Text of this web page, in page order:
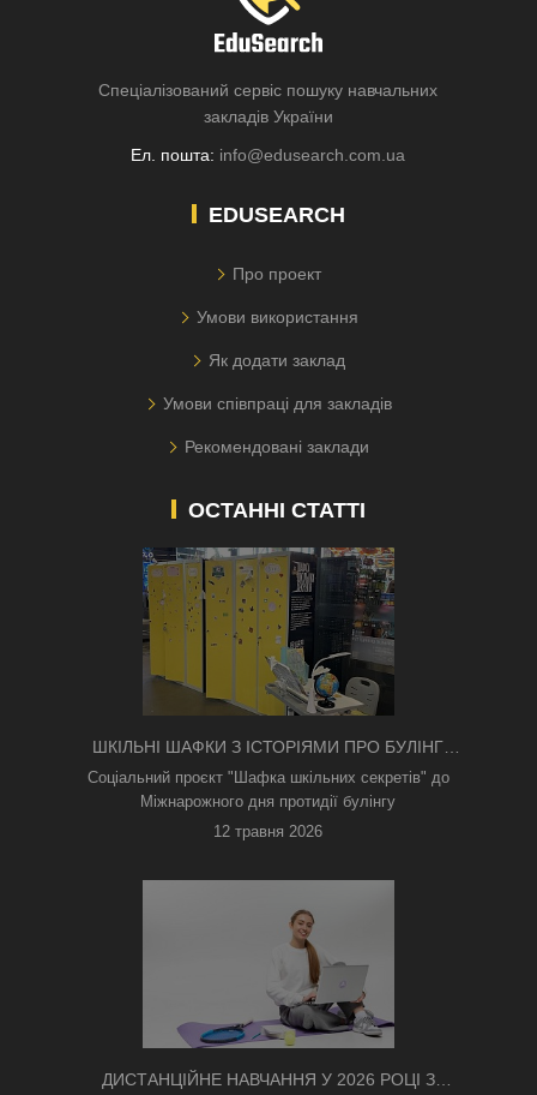
Спеціалізований сервіс пошуку навчальних
закладів України
Ел. пошта: info@edusearch.com.ua
EDUSEARCH
Про проект
Умови використання
Як додати заклад
Умови співпраці для закладів
Рекомендовані заклади
ОСТАННІ СТАТТІ
ШКІЛЬНІ ШАФКИ З ІСТОРІЯМИ ПРО БУЛІНГ
З'ЯВИЛИСЯ В КИЄВІ
Соціальний проєкт "Шафка шкільних секретів" до
Міжнарожного дня протидії булінгу
12 травня 2026
ДИСТАНЦІЙНЕ НАВЧАННЯ У 2026 РОЦІ З